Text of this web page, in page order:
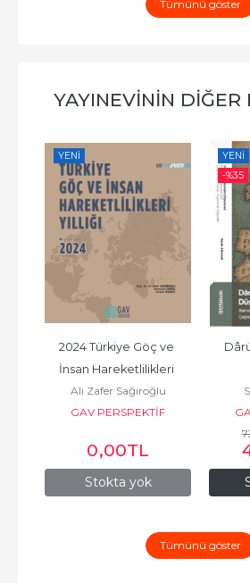
Tümünü göster
YAYINEVININ DIĞER
YENI
Stokta yok
2024 Türkiye Göç ve
İnsan Hareketlilikleri
Yıllığı
Ali Zafer Sağıroğlu
GAV PERSPEKTİF
0,00TL
YENI
-%35
Tümünü göster